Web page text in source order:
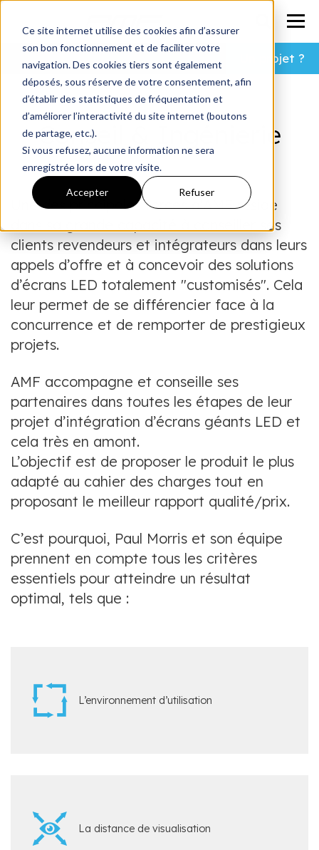
Ce site internet utilise des cookies afin d’assurer
son bon fonctionnement et de faciliter votre
navigation. Des cookies tiers sont également
déposés, sous réserve de votre consentement, afin
d’établir des statistiques de fréquentation et
d’améliorer l’interactivité du site internet (boutons
de partage, etc.).
Si vous refusez, aucune information ne sera
enregistrée lors de votre visite.
Accepter Refuser
Un projet ?
Conseil & Ingénierie
Une des principales forces d’AMF réside
dans sa grande capacité à conseiller ses
clients revendeurs et intégrateurs dans leurs
appels d’offre et à concevoir des solutions
d’écrans LED totalement "customisés". Cela
leur permet de se différencier face à la
concurrence et de remporter de prestigieux
projets.
AMF accompagne et conseille ses
partenaires dans toutes les étapes de leur
projet d’intégration d’écrans géants LED et
cela très en amont.
L’objectif est de proposer le produit le plus
adapté au cahier des charges tout en
proposant le meilleur rapport qualité/prix.
C’est pourquoi, Paul Morris et son équipe
prennent en compte tous les critères
essentiels pour atteindre un résultat
optimal, tels que :
L’environnement d’utilisation
La distance de visualisation